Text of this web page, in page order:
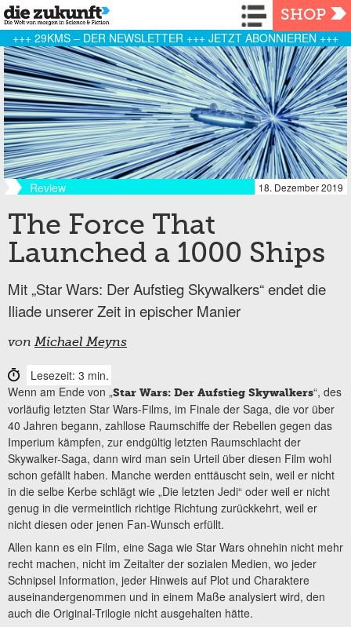
Navigation
SHOP
+++ 29KMS – DER NEWSLETTER +++ JETZT ABONNIEREN +++
Review 18. Dezember 2019
The Force That
Launched a 1000 Ships
Mit „Star Wars: Der Aufstieg Skywalkers“ endet die
Iliade unserer Zeit in epischer Manier
vonMichael Meyns
Lesezeit: 3 min.
Wenn am Ende von „Star Wars: Der Aufstieg Skywalkers“, des
vorläufig letzten Star Wars-Films, im Finale der Saga, die vor über
40 Jahren begann, zahllose Raumschiffe der Rebellen gegen das
Imperium kämpfen, zur endgültig letzten Raumschlacht der
Skywalker-Saga, dann wird man sein Urteil über diesen Film wohl
schon gefällt haben. Manche werden enttäuscht sein, weil er nicht
in die selbe Kerbe schlägt wie „Die letzten Jedi“ oder weil er nicht
genug in die vermeintlich richtige Richtung zurückkehrt, weil er
nicht diesen oder jenen Fan-Wunsch erfüllt.
Allen kann es ein Film, eine Saga wie Star Wars ohnehin nicht mehr
recht machen, nicht im Zeitalter der sozialen Medien, wo jeder
Schnipsel Information, jeder Hinweis auf Plot und Charaktere
auseinandergenommen und in einem Maße analysiert wird, den
auch die Original-Trilogie nicht ausgehalten hätte.